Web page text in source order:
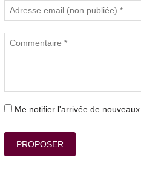
Me notifier l'arrivée de
PROPOSER